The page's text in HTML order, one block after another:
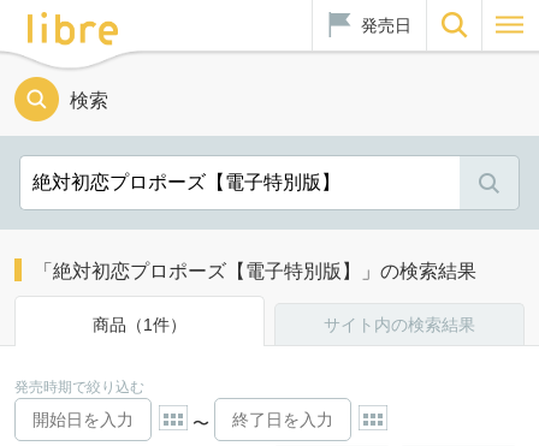
発売日
検索
「絶対初恋プロポーズ【電子特別版】」の検索結果
商品（1件） サイト内の検索結果
発売時期で絞り込む
〜